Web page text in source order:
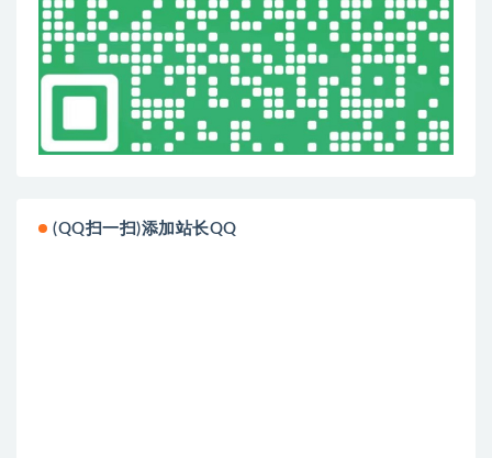
(QQ扫一扫)添加站长QQ